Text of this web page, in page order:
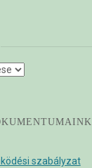
szabályzat